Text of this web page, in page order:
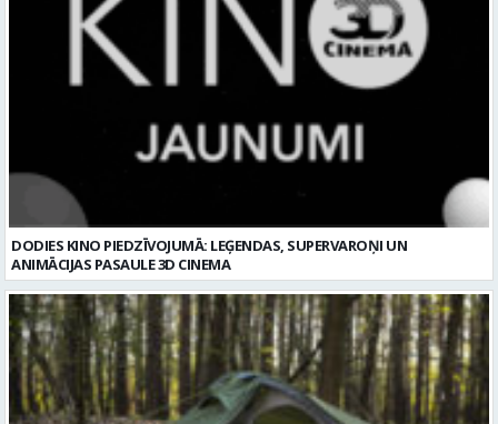
ANIMĀCIJAS PASAULE 3D CINEMA